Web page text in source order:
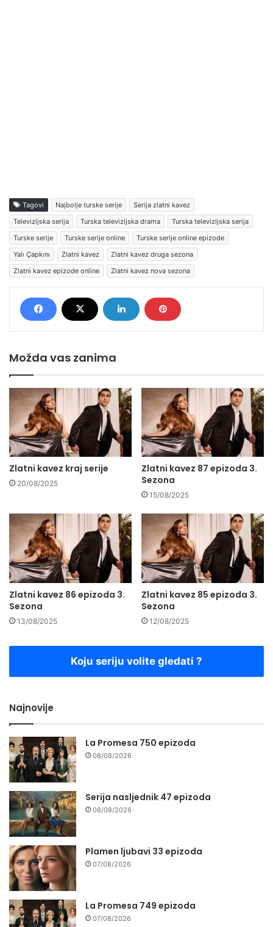
Tagovi Najbolje turske serije
Serija zlatni kavez
Televizijska serija
Turska televizijska drama
Turska televizijska serija
Turske serije
Turske serije online
Turske serije online epizode
Yalı Çapkını
Zlatni kavez
Zlatni kavez druga sezona
Zlatni kavez epizode online
Zlatni kavez nova sezona
Možda vas zanima
Zlatni kavez kraj serije
20/08/2025
Zlatni kavez 87 epizoda 3.
Sezona
15/08/2025
Zlatni kavez 86 epizoda 3.
Sezona
13/08/2025
Zlatni kavez 85 epizoda 3.
Sezona
12/08/2025
Koju seriju volite gledati ?
Najnovije
La Promesa 750 epizoda
08/08/2026
Serija nasljednik 47 epizoda
08/08/2026
Plamen ljubavi 33 epizoda
07/08/2026
La Promesa 749 epizoda
07/08/2026